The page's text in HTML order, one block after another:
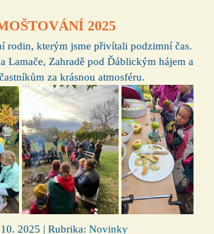
2025
rodin, kterým jsme přivítali podzimní čas.
Lamače, Zahradě pod Ďáblickým hájem a
za krásnou atmosféru.
2025 | Rubrika: Novinky